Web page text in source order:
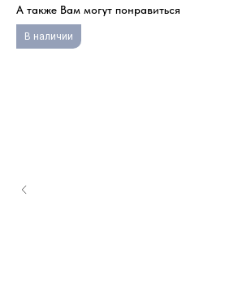
А также Вам могут понравиться
В наличии